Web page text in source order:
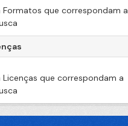
Formatos que correspondam a
Licenças que correspondam a